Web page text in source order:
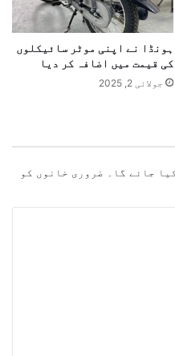
ہونڈا نے اپنی موٹر سائیکلوں
کی قیمت میں اضافہ کر دیا
جولائی 2, 2025
جائے گا۔
ضروری خانوں کو